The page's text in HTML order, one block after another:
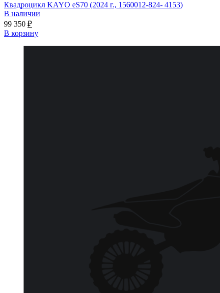
Квадроцикл KAYO eS70 (2024 г., 1560012-824- 4153)
В наличии
99 350 ₽
В корзину